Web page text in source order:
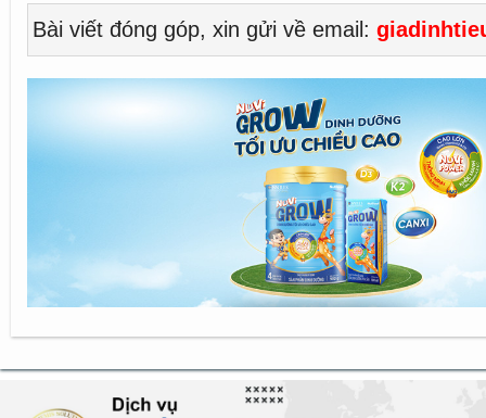
Bài viết đóng góp, xin gửi về email: